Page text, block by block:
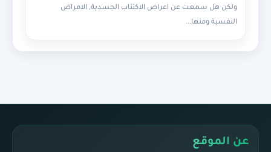
ولكن هل سمعت عن اعراض الاكتئاب الجسدية, الامراض
النفسية ومنها...
عن الموقع